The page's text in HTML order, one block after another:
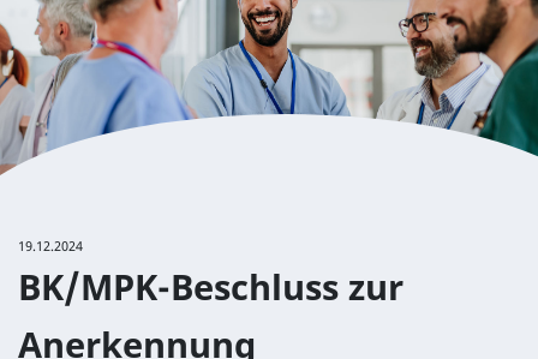
19.12.2024
BK/MPK-Beschluss zur
Anerkennung